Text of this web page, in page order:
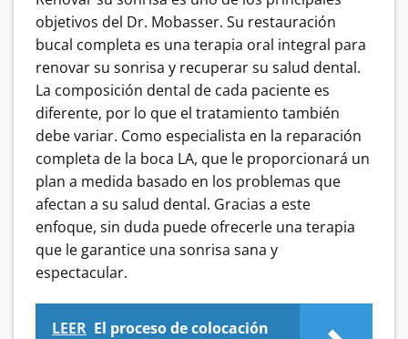
objetivos del Dr. Mobasser. Su restauración
bucal completa es una terapia oral integral para
renovar su sonrisa y recuperar su salud dental.
La composición dental de cada paciente es
diferente, por lo que el tratamiento también
debe variar. Como especialista en la reparación
completa de la boca LA, que le proporcionará un
plan a medida basado en los problemas que
afectan a su salud dental. Gracias a este
enfoque, sin duda puede ofrecerle una terapia
que le garantice una sonrisa sana y
espectacular.
LEER El proceso de colocación